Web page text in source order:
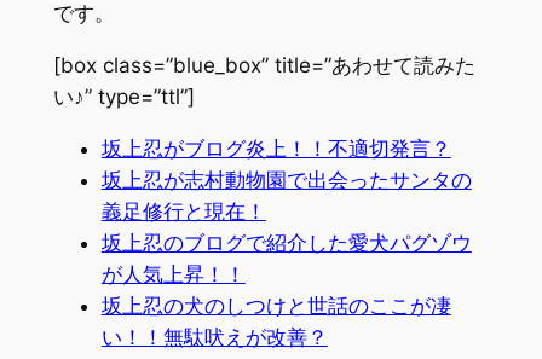
です。
[box class=”blue_box” title=”あわせて読みた
い♪” type=”ttl”]
坂上忍がブログ炎上！！不適切発言？
坂上忍が志村動物園で出会ったサンタの
義足修行と現在！
坂上忍のブログで紹介した愛犬パグゾウ
が人気上昇！！
坂上忍の犬のしつけと世話のここが凄
い！！無駄吠えが改善？